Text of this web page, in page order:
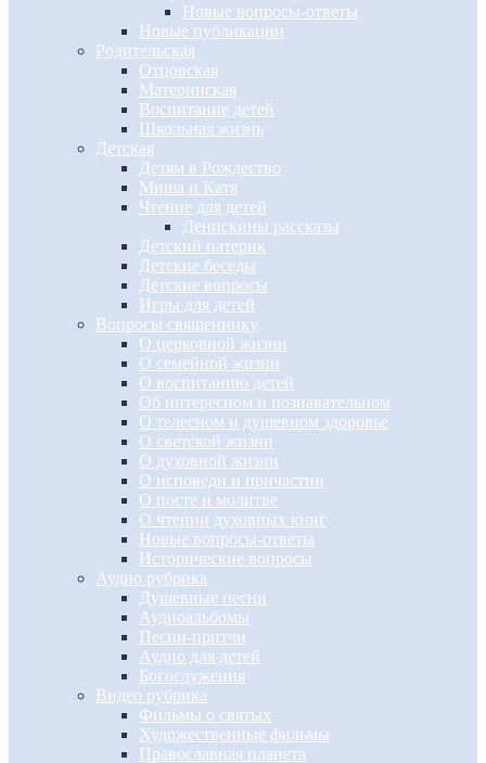
Новые вопросы-ответы
Новые публикации
Родительская
Отцовская
Материнская
Воспитание детей
Школьная жизнь
Детская
Детям в Рождество
Миша и Катя
Чтение для детей
Денискины рассказы
Детский патерик
Детские беседы
Детские вопросы
Игры для детей
Вопросы священнику
О церковной жизни
О семейной жизни
О воспитанию детей
Об интересном и познавательном
О телесном и душевном здоровье
О светской жизни
О духовной жизни
О исповеди и причастии
О посте и молитве
О чтении духовных книг
Новые вопросы-ответы
Исторические вопросы
Аудио рубрика
Душевные песни
Аудиоальбомы
Песни-притчи
Аудио для детей
Богослужения
Видео рубрика
Фильмы о святых
Художественные фильмы
Православная планета